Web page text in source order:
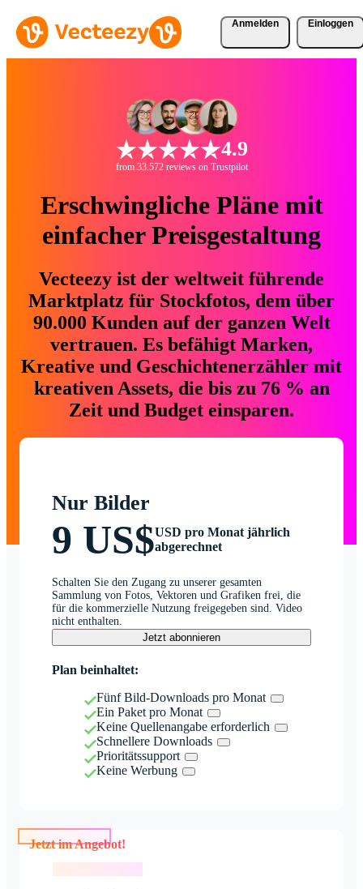
Anmelden Einloggen
4.9
from 33.572 reviews on Trustpilot
Erschwingliche Pläne mit
einfacher Preisgestaltung
Vecteezy ist der weltweit führende
Marktplatz für Stockfotos, dem über
90.000 Kunden auf der ganzen Welt
vertrauen. Es befähigt Marken,
Kreative und Geschichtenerzähler mit
kreativen Assets, die bis zu 76 % an
Zeit und Budget einsparen.
Nur Bilder
9 US$USD pro Monat jährlich
abgerechnet
Schalten Sie den Zugang zu unserer gesamten
Sammlung von Fotos, Vektoren und Grafiken frei, die
für die kommerzielle Nutzung freigegeben sind. Video
nicht enthalten.
Jetzt abonnieren
Plan beinhaltet:
Fünf Bild-Downloads pro Monat
Ein Paket pro Monat
Keine Quellenangabe erforderlich
Schnellere Downloads
Prioritätssupport
Keine Werbung
Jetzt im Angebot!